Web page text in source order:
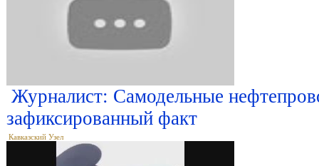
Журналист: Самодельные
зафиксированный факт
Кавказский Узел